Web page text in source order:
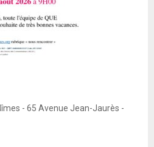
- 65 Avenue Jean-Jaurès -